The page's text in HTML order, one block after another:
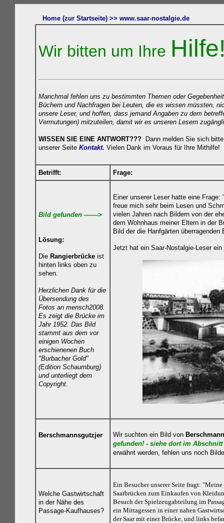
Home (zur Startseite) >> www.saar-nostalgie.de
Wir bitten um Ihre
Manchmal fehlen uns zu bestimmten Themen oder
Büchern und Nachfragen bei Leuten, die es wissen müssten,
unsere Leser, und hoffen, dass jemand Angaben zu dem
Vermutungen) mitzuteilen, damit wir es unseren Lesern
WISSEN SIE EINE ANTWORT???
Dann melden Sie sich
unserer Seite Kontakt. Vielen Dank im Voraus für Ihre Mithilfe!
Betrifft: Frage:
Bild gefunden ------->
Lösung:
Die Rangierbrücke ist
hinten links oben zu
sehen.
Herzlichen Dank für die
Übersendung des
Fotos an mensch2008.
Es zeigt die Brücke im
Jahr 1952. Das Bild
stammt aus dem vor
einigen Wochen
erschienenen Buch
"Burbacher Gold"
(Edition Schaumburg)
und unterliegt dem
Copyright.
Einer unserer Leser hatte eine
freue mich sehr beim Lesen und
vielen Jahren nach Bildern von der
dem Wohnhaus meiner Eltern in der
Bild der die Hanfgärten
Jetzt hat ein Saar-Nostalgie-Leser
Berschmannsgutzjer Wir suchten ein Bild von
gefunden! - siehe dort im Abschnitt
erwähnt werden, fehlen uns noch
Welche Gastwirtschaft
in der Nähe des
Passage-Kaufhauses?
Ein Besucher unserer Seite fragt:
Saarbrücken zum Einkaufen von
Besuch der Spielzeugabteilung im
ein Mittagessen in einer nahen
der Saar mit einer Brücke, und links